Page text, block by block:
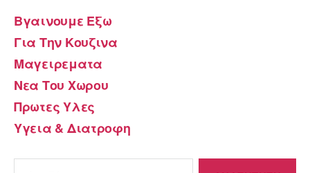
Βγαινουμε Εξω
Για Την Κουζινα
Μαγειρεματα
Νεα Του Χωρου
Πρωτες Υλες
Υγεια & Διατροφη